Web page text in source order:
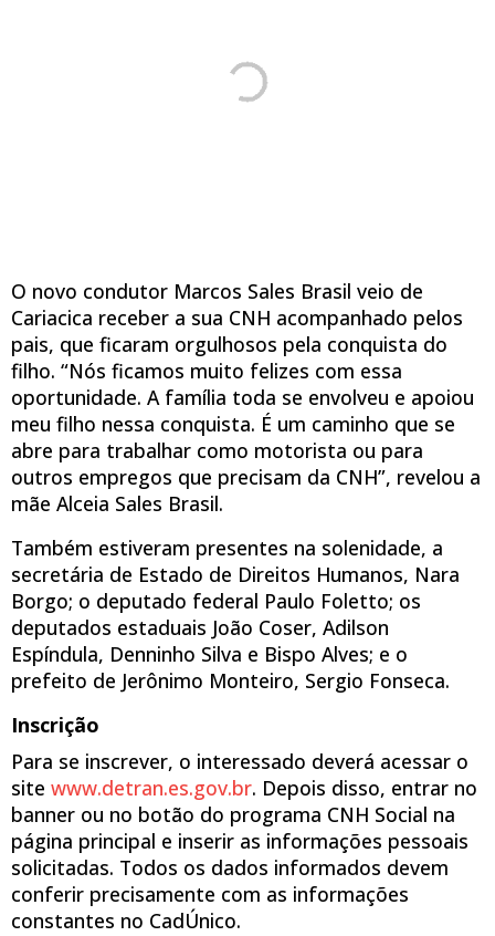
O novo condutor Marcos Sales Brasil veio de
Cariacica receber a sua CNH acompanhado pelos
pais, que ficaram orgulhosos pela conquista do
filho. “Nós ficamos muito felizes com essa
oportunidade. A família toda se envolveu e apoiou
meu filho nessa conquista. É um caminho que se
abre para trabalhar como motorista ou para
outros empregos que precisam da CNH”, revelou a
mãe Alceia Sales Brasil.
Também estiveram presentes na solenidade, a
secretária de Estado de Direitos Humanos, Nara
Borgo; o deputado federal Paulo Foletto; os
deputados estaduais João Coser, Adilson
Espíndula, Denninho Silva e Bispo Alves; e o
prefeito de Jerônimo Monteiro, Sergio Fonseca.
Inscrição
Para se inscrever, o interessado deverá acessar o
site www.detran.es.gov.br. Depois disso, entrar no
banner ou no botão do programa CNH Social na
página principal e inserir as informações pessoais
solicitadas. Todos os dados informados devem
conferir precisamente com as informações
constantes no CadÚnico.